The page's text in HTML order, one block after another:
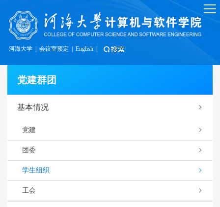
河海大学 会议室预定 English
党建群团
基本情况
党建
团委
学生组织
工会